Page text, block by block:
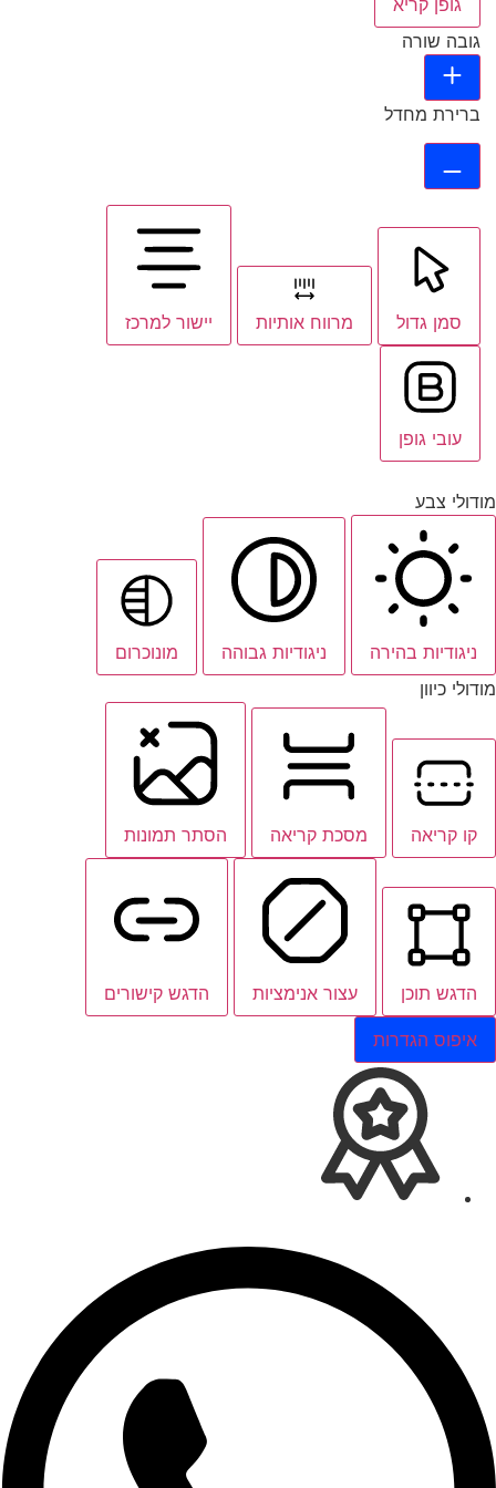
גובה שורה
ברירת מחדל
סמן גדול מרווח אותיות יישור למרכז
עובי גופן
מודולי צבע
ניגודיות בהירה ניגודיות גבוהה
מונוכרום
מודולי כיוון
קו קריאה מסכת קריאה הסתר תמונות
הדגש תוכן עצור אנימציות הדגש קישורים
איפוס הגדרות